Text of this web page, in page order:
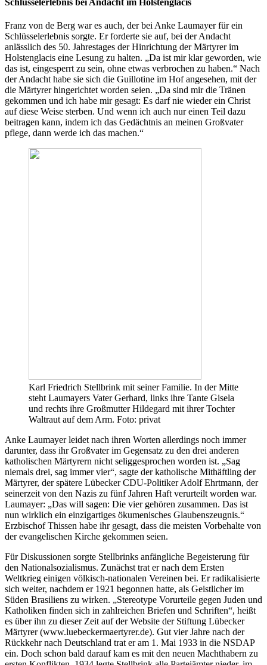
Schlüsselerlebnis bei Andacht im Holstenglacis
Franz von de Berg war es auch, der bei Anke Laumayer für ein
Schlüsselerlebnis sorgte. Er forderte sie auf, bei der Andacht
anlässlich des 50. Jahrestages der Hinrichtung der Märtyrer im
Holstenglacis eine Lesung zu halten. „Da ist mir klar geworden, wie
das ist, eingesperrt zu sein, ohne etwas verbrochen zu haben.“ Nach
der Andacht habe sie sich die Guillotine im Hof angesehen, mit der
die Märtyrer hingerichtet worden seien. „Da sind mir die Tränen
gekommen und ich habe mir gesagt: Es darf nie wieder ein Christ
auf diese Weise sterben. Und wenn ich auch nur einen Teil dazu
beitragen kann, indem ich das Gedächtnis an meinen Großvater
pflege, dann werde ich das machen.“
Karl Friedrich Stellbrink mit seiner Familie. In der Mitte
steht Laumayers Vater Gerhard, links ihre Tante Gisela
und rechts ihre Großmutter Hildegard mit ihrer Tochter
Waltraut auf dem Arm. Foto: privat
Anke Laumayer leidet nach ihren Worten allerdings noch immer
darunter, dass ihr Großvater im Gegensatz zu den drei anderen
katholischen Märtyrern nicht seliggesprochen worden ist. „Sag
niemals drei, sag immer vier“, sagte der katholische Mithäftling der
Märtyrer, der spätere Lübecker CDU-Politiker Adolf Ehrtmann, der
seinerzeit von den Nazis zu fünf Jahren Haft verurteilt worden war.
Laumayer: „Das will sagen: Die vier gehören zusammen. Das ist
nun wirklich ein einzigartiges ökumenisches Glaubenszeugnis.“
Erzbischof Thissen habe ihr gesagt, dass die meisten Vorbehalte von
der evangelischen Kirche gekommen seien.
Für Diskussionen sorgte Stellbrinks anfängliche Begeisterung für
den Nationalsozialismus. Zunächst trat er nach dem Ersten
Weltkrieg einigen völkisch-nationalen Vereinen bei. Er radikalisierte
sich weiter, nachdem er 1921 begonnen hatte, als Geistlicher im
Süden Brasiliens zu wirken. „Stereotype Vorurteile gegen Juden und
Katholiken finden sich in zahlreichen Briefen und Schriften“, heißt
es über ihn zu dieser Zeit auf der Website der Stiftung Lübecker
Märtyrer (www.luebeckermaertyrer.de). Gut vier Jahre nach der
Rückkehr nach Deutschland trat er am 1. Mai 1933 in die NSDAP
ein. Doch schon bald darauf kam es mit den neuen Machthabern zu